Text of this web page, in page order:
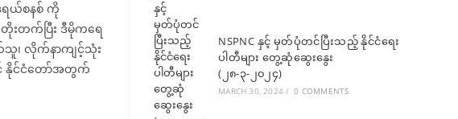
ယ်စနစ် ကို
တက်ပြီး ဒီမိုကရေ
၊ လိုက်နာကျင့်သုံး
င့် နိုင်ငံတော်အတွက်
NSPNC နှင့် မှတ်ပုံတင်ပြီးသည့် နိုင်ငံရေး
ပါတီများ တွေ့ဆုံဆွေးနွေး
(၂၈-၃-၂၀၂၄)
MARCH 30, 2024 / 0 COMMENTS